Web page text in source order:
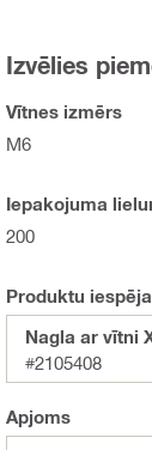
Izvēlies
Vītnes izmērs
M6
Iepakojuma
200
Produktu
Nagla ar vītni
#2105408
Apjoms